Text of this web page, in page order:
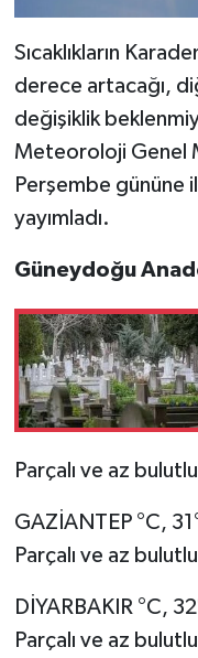
Sıcaklıkların
derece artacağı,
değişiklik
Meteoroloji Genel
Perşembe gününe
yayımladı.
Güneydoğu
Parçalı ve az
GAZİANTEP °C,
Parçalı ve az bulutlu
DİYARBAKIR °C,
Parçalı ve az bulutlu